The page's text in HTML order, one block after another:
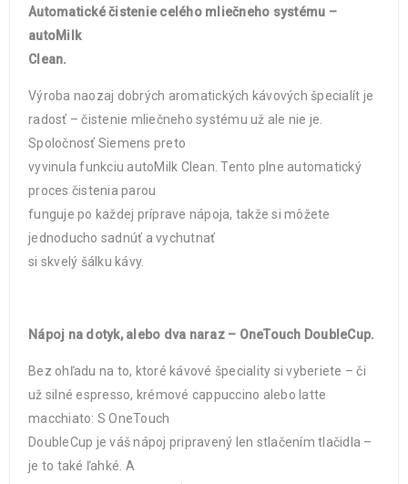
Automatické čistenie celého mliečneho systému –
autoMilk
Clean.
Výroba naozaj dobrých aromatických kávových špecialít je
radosť – čistenie mliečneho systému už ale nie je.
Spoločnosť Siemens preto
vyvinula funkciu autoMilk Clean. Tento plne automatický
proces čistenia parou
funguje po každej príprave nápoja, takže si môžete
jednoducho sadnúť a vychutnať
si skvelý šálku kávy.
Nápoj na dotyk, alebo dva naraz – OneTouch DoubleCup.
Bez ohľadu na to, ktoré kávové špeciality si vyberiete – či
už silné espresso, krémové cappuccino alebo latte
macchiato: S OneTouch
DoubleCup je váš nápoj pripravený len stlačením tlačidla –
je to také ľahké. A